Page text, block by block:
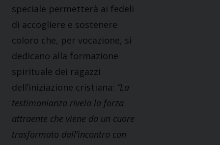
speciale permetterà ai fedeli
di accogliere e sostenere
coloro che, per vocazione, si
dedicano alla formazione
spirituale dei ragazzi
dell’iniziazione cristiana: “La
testimonianza rivela la forza
attraente che viene da un cuore
trasformato dall’incontro con